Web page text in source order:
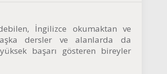
İngilizce okumaktan ve
dersler ve alanlarda da
başarı gösteren bireyler